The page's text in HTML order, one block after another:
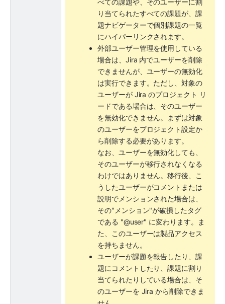
べての課題や、そのユーザーに割
り当てられたすべての課題が、課
題ナビゲーターで個別課題の一覧
にハイパーリンクされます。
外部ユーザー管理を使用している
場合は、Jira 内でユーザーを削除
できませんが、ユーザーの無効化
は実行できます。ただし、対象の
ユーザーが Jira のプロジェクト リ
ードである場合は、そのユーザー
を無効化できません。まずは対象
のユーザーをプロジェクト設定か
ら削除する必要があります。
なお、ユーザーを無効化しても、
そのユーザーが移行されなくなる
わけではありません。移行後、こ
うしたユーザーがコメントまたは
説明でメンションされた場合は、
その"メンション"が破損したタグ
である "@user" に変わります。ま
た、このユーザーは製品アクセス
を持ちません。
ユーザーが課題を報告したり、課
題にコメントしたり、課題に割り
当てられたりしている場合は、そ
のユーザーを Jira から削除できま